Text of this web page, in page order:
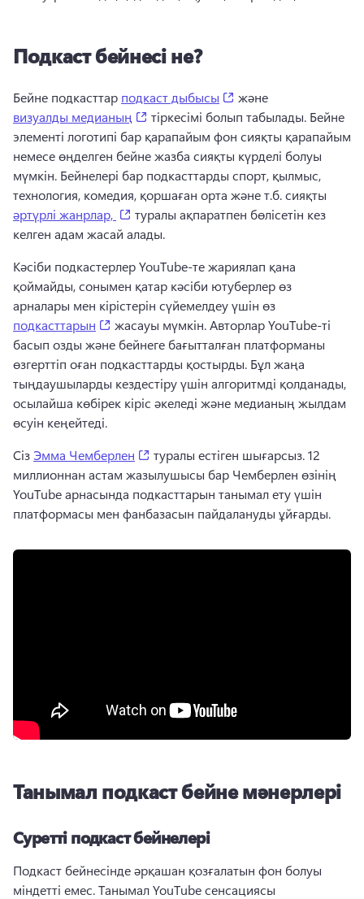
Подкаст бейнесі не?
Бейне подкасттар подкаст дыбысы (opens in a new tab)
және
визуалды медианың
(opens in a new tab)
тіркесімі болып табылады. Бейне
элементі логотипі бар қарапайым фон сияқты қарапайым
немесе өңделген бейне жазба сияқты күрделі болуы
мүмкін. Бейнелері бар подкасттарды спорт, қылмыс,
технология, комедия, қоршаған орта және т.б. сияқты
әртүрлі жанрлар,
(opens in a new tab)
туралы ақпаратпен бөлісетін кез
келген адам жасай алады.
Кәсіби подкастерлер YouTube-те жариялап қана
қоймайды, сонымен қатар кәсіби ютуберлер өз
арналары мен кірістерін сүйемелдеу үшін өз
подкасттарын
(opens in a new tab)
жасауы мүмкін. Авторлар YouTube-ті
басып озды және бейнеге бағытталған платформаны
өзгерттіп оған подкасттарды қостырды. Бұл жаңа
тыңдаушыларды кездестіру үшін алгоритмді қолданады,
осылайша көбірек кіріс әкеледі және медианың жылдам
өсуін кеңейтеді.
Сіз Эмма Чемберлен (opens in a new tab)
туралы естіген шығарсыз. 12
миллионнан астам жазылушысы бар Чемберлен өзінің
YouTube арнасында подкасттарын танымал ету үшін
платформасы мен фанбазасын пайдалануды ұйғарды.
Танымал подкаст бейне мәнерлері
Суретті подкаст бейнелері
Подкаст бейнесінде әрқашан қозғалатын фон болуы
міндетті емес. Танымал YouTube сенсациясы